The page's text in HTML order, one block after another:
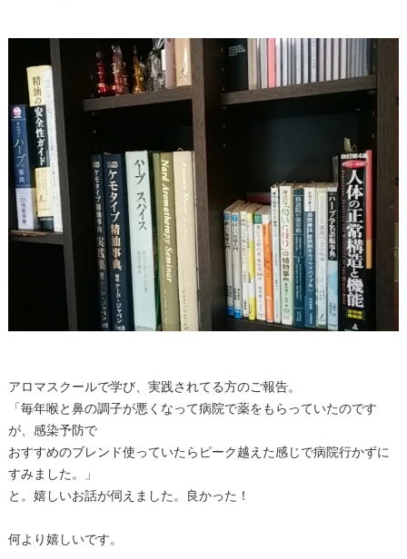
アロマスクールで学び、実践されてる方のご報告。
「毎年喉と鼻の調子が悪くなって病院で薬をもらっていたのです
が、感染予防で
おすすめのブレンド使っていたらピーク越えた感じで病院行かずに
すみました。」
と。嬉しいお話が伺えました。良かった！
何より嬉しいです。